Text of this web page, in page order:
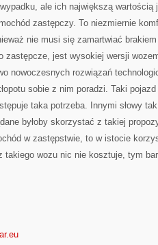
ale ich największą wartością
zastępczy. To niezmiernie
nie musi się zamartwiać
zastępcze, jest wysokiej wersji
nowoczesnych rozwiązań
sobie z nim poradzi. Taki
taka potrzeba. Innymi słowy
byłoby skorzystać z takiej
w zastępstwie, to w istocie
takiego wozu nic nie kosztuje, tym